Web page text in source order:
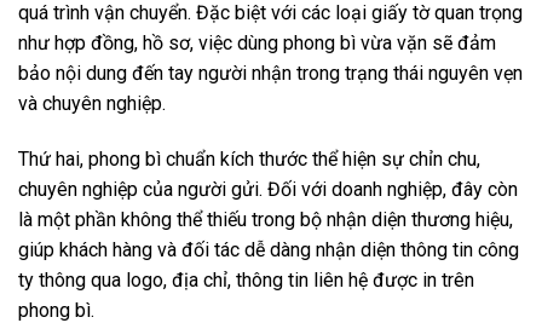
quá trình vận chuyển. Đặc biệt với các loại giấy tờ quan trọng
như hợp đồng, hồ sơ, việc dùng phong bì vừa vặn sẽ đảm
bảo nội dung đến tay người nhận trong trạng thái nguyên vẹn
và chuyên nghiệp.
Thứ hai, phong bì chuẩn kích thước thể hiện sự chỉn chu,
chuyên nghiệp của người gửi. Đối với doanh nghiệp, đây còn
là một phần không thể thiếu trong bộ nhận diện thương hiệu,
giúp khách hàng và đối tác dễ dàng nhận diện thông tin công
ty thông qua logo, địa chỉ, thông tin liên hệ được in trên
phong bì.